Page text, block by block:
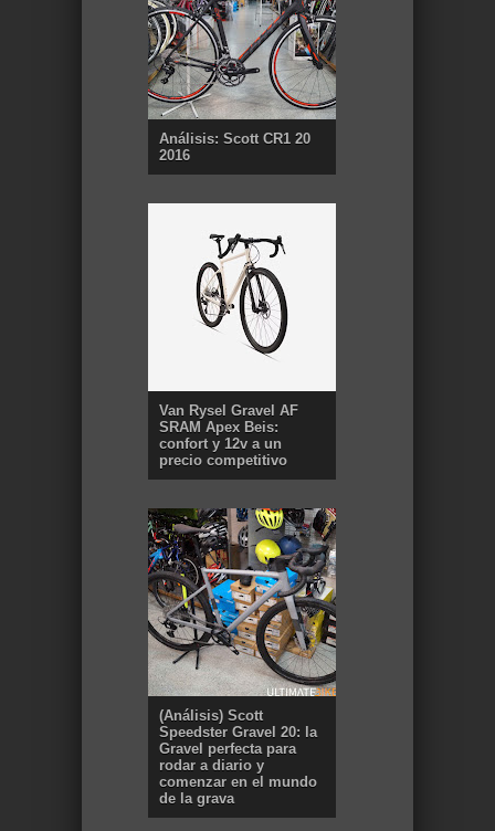
Análisis: Scott CR1 20
2016
Van Rysel Gravel AF
SRAM Apex Beis:
confort y 12v a un
precio competitivo
(Análisis) Scott
Speedster Gravel 20: la
Gravel perfecta para
rodar a diario y
comenzar en el mundo
de la grava